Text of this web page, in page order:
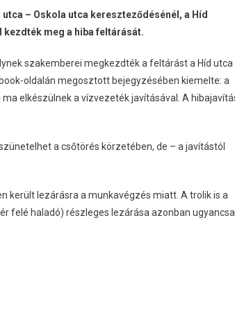
– Oskola utca kereszteződésénél, a Híd
kezdték meg a hiba feltárását.
szakemberei megkezdték a feltárást a Híd utca
oldalán megosztott bejegyzésében kiemelte: a
elkészülnek a vízvezeték javításával. A
a csőtörés körzetében, de – a javítástól
került lezárásra a munkavégzés miatt. A trolik is a
felé haladó) részleges lezárása azonban